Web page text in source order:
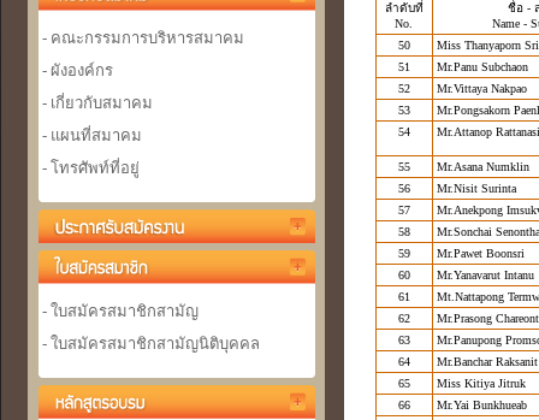
- คณะกรรมการบริหารสมาคม
- ผังองค์กร
- เกี่ยวกับสมาคม
- แผนที่สมาคม
- โทรศัพท์ที่อยู่
- ใบสมัครสมาชิกสามัญ
- ใบสมัครสมาชิกสามัญนิติบุคคล
ลำดับที่
No.
ชื่อ -
Name -
50
Miss Thanyaporn
51
Mr.Panu Subchaon
52
Mr.Vittaya Nakpao
53
Mr.Pongsakorn
54
Mr.Attanop
55
Mr.Asana Numklin
56
Mr.Nisit Surinta
57
Mr.Anekpong
58
Mr.Sonchai Senontha
59
Mr.Pawet Boonsri
60
Mr.Yanavarut Intanu
61
Mt.Nattapong
62
Mr.Prasong
63
Mr.Panupong
64
Mr.Banchar Raksanit
65
Miss Kitiya Jitruk
66
Mr.Yai Bunkhueab